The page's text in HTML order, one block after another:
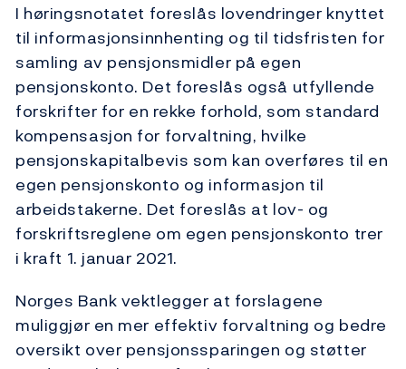
I høringsnotatet foreslås lovendringer knyttet
til informasjonsinnhenting og til tidsfristen for
samling av pensjonsmidler på egen
pensjonskonto. Det foreslås også utfyllende
forskrifter for en rekke forhold, som standard
kompensasjon for forvaltning, hvilke
pensjonskapitalbevis som kan overføres til en
egen pensjonskonto og informasjon til
arbeidstakerne. Det foreslås at lov- og
forskriftsreglene om egen pensjonskonto trer
i kraft 1. januar 2021.
Norges Bank vektlegger at forslagene
muliggjør en mer effektiv forvaltning og bedre
oversikt over pensjonssparingen og støtter